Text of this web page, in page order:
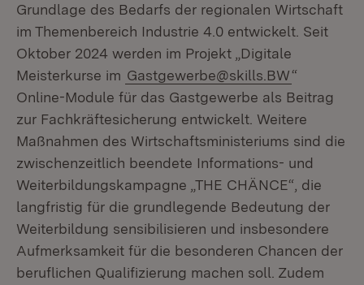
Grundlage des Bedarfs der regionalen Wirtschaft
im Themenbereich Industrie 4.0 entwickelt. Seit
Oktober 2024 werden im Projekt „Digitale
Meisterkurse im Gastgewerbe@skills.BW“
Online-Module für das Gastgewerbe als Beitrag
zur Fachkräftesicherung entwickelt. Weitere
Maßnahmen des Wirtschaftsministeriums sind die
zwischenzeitlich beendete Informations- und
Weiterbildungskampagne „THE CHÄNCE“, die
langfristig für die grundlegende Bedeutung der
Weiterbildung sensibilisieren und insbesondere
Aufmerksamkeit für die besonderen Chancen der
beruflichen Qualifizierung machen soll. Zudem